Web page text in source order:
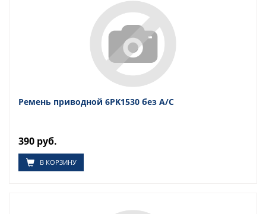
Ремень приводной 6PK1530 без A/C
390 руб.
В КОРЗИНУ